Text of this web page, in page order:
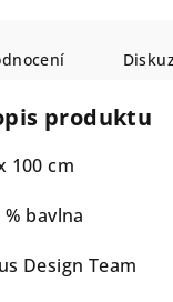
produktu
100 cm
% bavlna
Design Team